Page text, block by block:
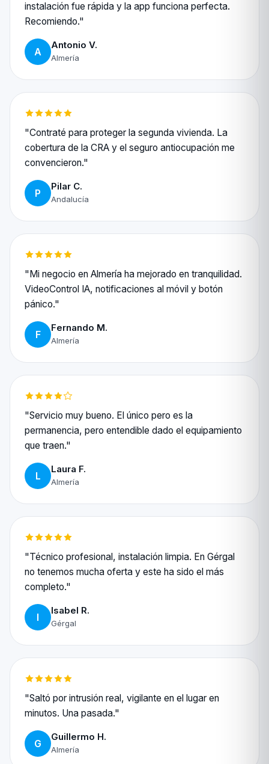
instalación fue rápida y la app funciona perfecta.
Recomiendo."
A
Antonio V.
Almería
"Contraté para proteger la segunda vivienda. La
cobertura de la CRA y el seguro antiocupación me
convencieron."
P
Pilar C.
Andalucía
"Mi negocio en Almería ha mejorado en tranquilidad.
VideoControl IA, notificaciones al móvil y botón
pánico."
F
Fernando M.
Almería
"Servicio muy bueno. El único pero es la
permanencia, pero entendible dado el equipamiento
que traen."
L
Laura F.
Almería
"Técnico profesional, instalación limpia. En Gérgal
no tenemos mucha oferta y este ha sido el más
completo."
I
Isabel R.
Gérgal
"Saltó por intrusión real, vigilante en el lugar en
minutos. Una pasada."
G
Guillermo H.
Almería